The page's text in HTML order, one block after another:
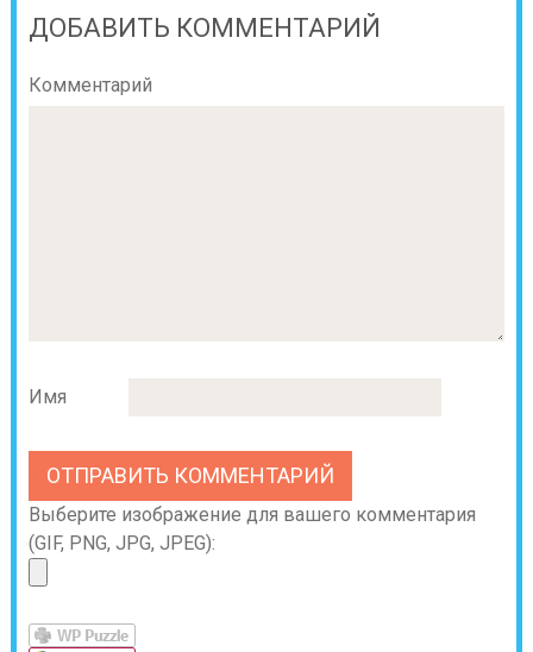
ДОБАВИТЬ КОММЕНТАРИЙ
Комментарий
Имя
Выберите изображение для вашего комментария
(GIF, PNG, JPG, JPEG):